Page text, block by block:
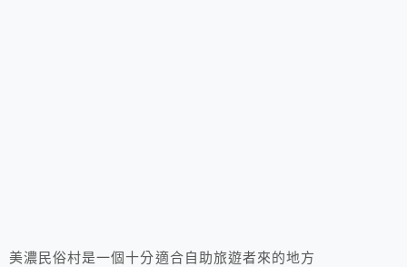
美濃民俗村是一個十分適合自助旅遊者來的地方